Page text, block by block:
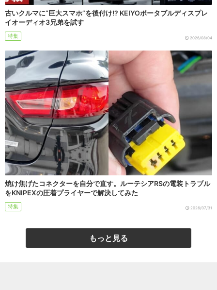
古いクルマに“巨大スマホ”を後付け!? KEIYOポータブルディスプレ
イオーディオ3兄弟を試す
特集 2026/08/04
焼け焦げたコネクターを自分で直す。ルーテシアRSの電装トラブル
をKNIPEXの圧着プライヤーで解決してみた
特集 2026/07/31
もっと見る